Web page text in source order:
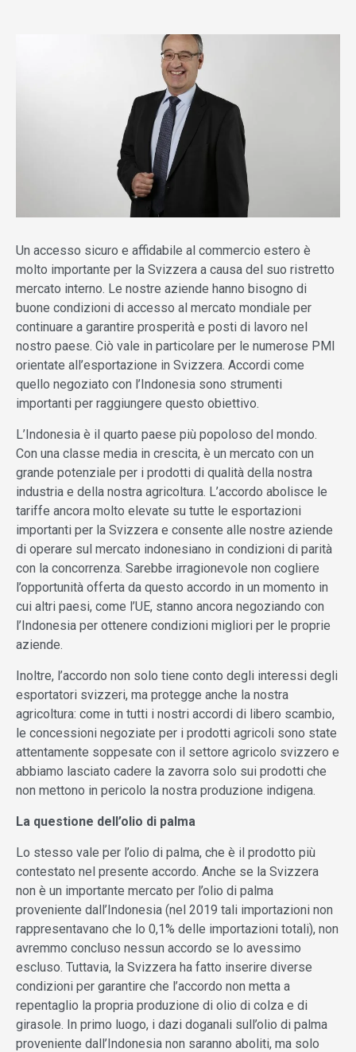
Un accesso sicuro e affidabile al commercio estero è
molto importante per la Svizzera a causa del suo ristretto
mercato interno. Le nostre aziende hanno bisogno di
buone condizioni di accesso al mercato mondiale per
continuare a garantire prosperità e posti di lavoro nel
nostro paese. Ciò vale in particolare per le numerose PMI
orientate all’esportazione in Svizzera. Accordi come
quello negoziato con l’Indonesia sono strumenti
importanti per raggiungere questo obiettivo.
L’Indonesia è il quarto paese più popoloso del mondo.
Con una classe media in crescita, è un mercato con un
grande potenziale per i prodotti di qualità della nostra
industria e della nostra agricoltura. L’accordo abolisce le
tariffe ancora molto elevate su tutte le esportazioni
importanti per la Svizzera e consente alle nostre aziende
di operare sul mercato indonesiano in condizioni di parità
con la concorrenza. Sarebbe irragionevole non cogliere
l’opportunità offerta da questo accordo in un momento in
cui altri paesi, come l’UE, stanno ancora negoziando con
l’Indonesia per ottenere condizioni migliori per le proprie
aziende.
Inoltre, l’accordo non solo tiene conto degli interessi degli
esportatori svizzeri, ma protegge anche la nostra
agricoltura: come in tutti i nostri accordi di libero scambio,
le concessioni negoziate per i prodotti agricoli sono state
attentamente soppesate con il settore agricolo svizzero e
abbiamo lasciato cadere la zavorra solo sui prodotti che
non mettono in pericolo la nostra produzione indigena.
La questione dell’olio di palma
Lo stesso vale per l’olio di palma, che è il prodotto più
contestato nel presente accordo. Anche se la Svizzera
non è un importante mercato per l’olio di palma
proveniente dall’Indonesia (nel 2019 tali importazioni non
rappresentavano che lo 0,1% delle importazioni totali), non
avremmo concluso nessun accordo se lo avessimo
escluso. Tuttavia, la Svizzera ha fatto inserire diverse
condizioni per garantire che l’accordo non metta a
repentaglio la propria produzione di olio di colza e di
girasole. In primo luogo, i dazi doganali sull’olio di palma
proveniente dall’Indonesia non saranno aboliti, ma solo